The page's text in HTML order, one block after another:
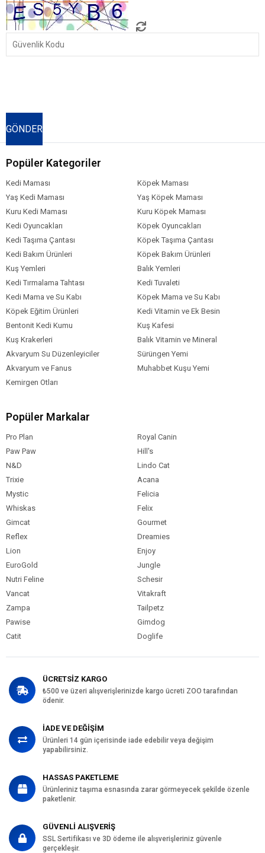
Popüler Kategoriler
Kedi Maması
Köpek Maması
Yaş Kedi Maması
Yaş Köpek Maması
Kuru Kedi Maması
Kuru Köpek Maması
Kedi Oyuncakları
Köpek Oyuncakları
Kedi Taşıma Çantası
Köpek Taşıma Çantası
Kedi Bakım Ürünleri
Köpek Bakım Ürünleri
Kuş Yemleri
Balık Yemleri
Kedi Tırmalama Tahtası
Kedi Tuvaleti
Kedi Mama ve Su Kabı
Köpek Mama ve Su Kabı
Köpek Eğitim Ürünleri
Kedi Vitamin ve Ek Besin
Bentonit Kedi Kumu
Kuş Kafesi
Kuş Krakerleri
Balık Vitamin ve Mineral
Akvaryum Su Düzenleyiciler
Sürüngen Yemi
Akvaryum ve Fanus
Muhabbet Kuşu Yemi
Kemirgen Otları
Popüler Markalar
Pro Plan
Royal Canin
Paw Paw
Hill's
N&D
Lindo Cat
Trixie
Acana
Mystic
Felicia
Whiskas
Felix
Gimcat
Gourmet
Reflex
Dreamies
Lion
Enjoy
EuroGold
Jungle
Nutri Feline
Schesir
Vancat
Vitakraft
Zampa
Tailpetz
Pawise
Gimdog
Catit
Doglife
ÜCRETSİZ KARGO
₺500 ve üzeri alışverişlerinizde kargo ücreti ZOO tarafından
ödenir.
İADE VE DEĞİŞİM
Ürünleri 14 gün içerisinde iade edebilir veya değişim
yapabilirsiniz.
HASSAS PAKETLEME
Ürünleriniz taşıma esnasında zarar görmeyecek şekilde özenle
paketlenir.
GÜVENLİ ALIŞVERİŞ
SSL Sertifikası ve 3D ödeme ile alışverişleriniz güvenle
gerçekleşir.